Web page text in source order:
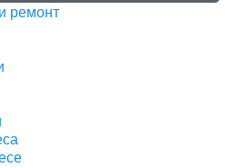
ремонт